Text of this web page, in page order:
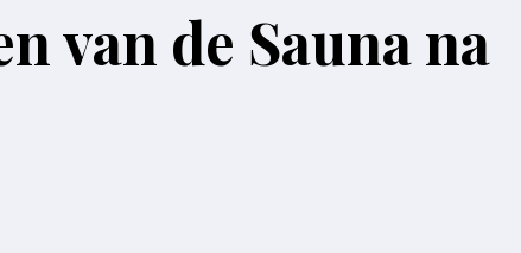
van de Sauna na